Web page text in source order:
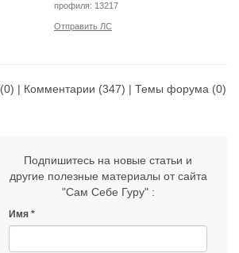
профиля: 13217
Отправить ЛС
(0) | Комментарии (347) | Темы форума (0)
Подпишитесь на новые статьи и
другие полезные материалы от сайта
"Сам Себе Гуру" :
Имя